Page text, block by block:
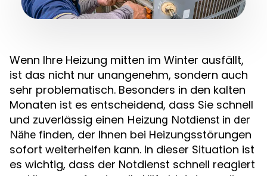
Wenn Ihre Heizung mitten im Winter ausfällt,
ist das nicht nur unangenehm, sondern auch
sehr problematisch. Besonders in den kalten
Monaten ist es entscheidend, dass Sie schnell
und zuverlässig einen Heizung Notdienst in der
Nähe finden, der Ihnen bei Heizungsstörungen
sofort weiterhelfen kann. In dieser Situation ist
es wichtig, dass der Notdienst schnell reagiert